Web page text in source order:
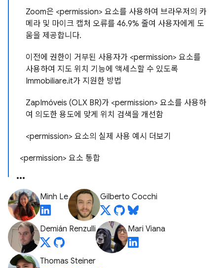
Zoom은 <permission> 요소를 사용하여 브라우저의 카
메라 및 마이크 캡처 오류를 46.9% 줄여 사용자에게 도
움을 제공합니다.
이전에 권한이 거부된 사용자가 <permission> 요소를
사용하여 지도 위치 기능에 액세스할 수 있도록
Immobiliare.it가 지원한 방법
ZapImóveis (OLX BR)가 <permission> 요소를 사용하
여 의도한 용도에 맞게 위치 검색을 개선함
<permission> 요소의 실제 사용 예시 더보기
<permission> 요소 통합
Minh Le Gilberto Cocchi
Demián Renzulli Mari Viana
Thomas Steiner